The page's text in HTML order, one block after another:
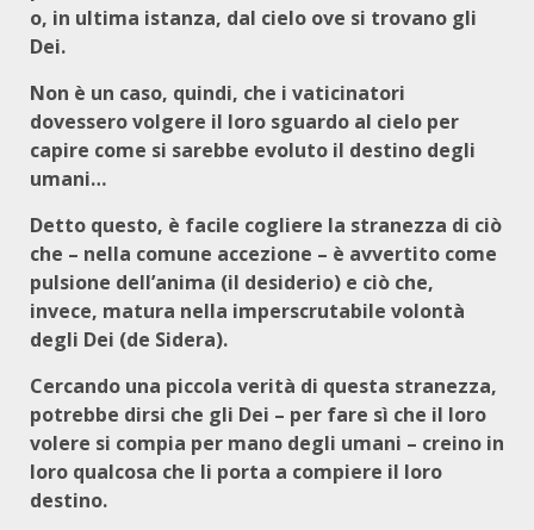
o, in ultima istanza, dal cielo ove si trovano gli
Dei.
Non è un caso, quindi, che i vaticinatori
dovessero volgere il loro sguardo al cielo per
capire come si sarebbe evoluto il destino degli
umani…
Detto questo, è facile cogliere la stranezza di ciò
che – nella comune accezione – è avvertito come
pulsione dell’anima (il desiderio) e ciò che,
invece, matura nella imperscrutabile volontà
degli Dei (de Sidera).
Cercando una piccola verità di questa stranezza,
potrebbe dirsi che gli Dei – per fare sì che il loro
volere si compia per mano degli umani – creino in
loro qualcosa che li porta a compiere il loro
destino.